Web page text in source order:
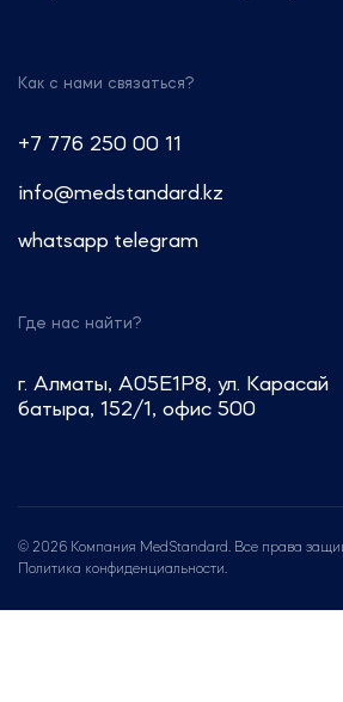
Как с нами связаться?
+7 776 250 00 11
info@medstandard.kz
whatsapp telegram
Где нас найти?
г. Алматы, A05E1P8, ул. Карасай
батыра, 152/1, офис 500
© 2026 Компания MedStandard. Все права
Политика конфиденциальности.